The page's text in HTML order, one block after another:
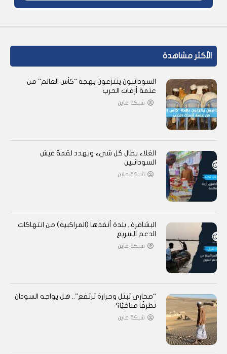
الأكثر مشاهدة
السودانيون ينتزعون بهجة “كأس العالم” من
عتمة أزمات الحرب
شبكة عاين
الغلاء يطال كل شيء ويهدد لقمة عيش
السودانيين
شبكة عاين
البشاقرة.. بلدة أنقذها (المراكبية) من انتهاكات
الدعم السريع
شبكة عاين
“صحارى تبتل وحرارة ترتفع”.. هل يواجه السودان
تطرفًا مناخيًا؟
شبكة عاين